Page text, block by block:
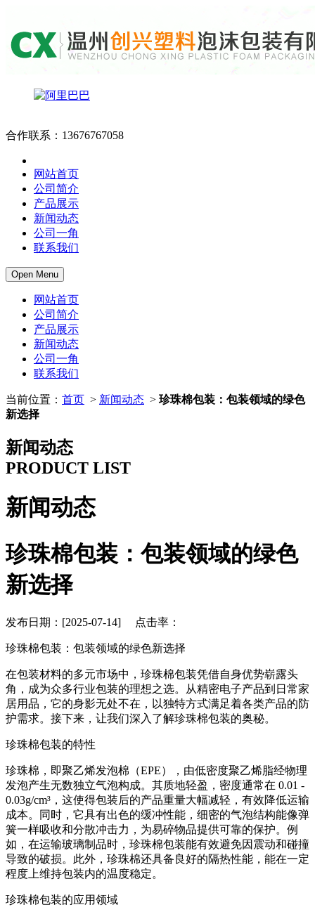
合作联系：13676767058
网站首页
公司简介
产品展示
新闻动态
公司一角
联系我们
Open Menu
网站首页
公司简介
产品展示
新闻动态
公司一角
联系我们
当前位置： 首页 > 新闻动态 > 珍珠棉包装：包装领域的绿色
新选择
新闻动态
PRODUCT LIST
新闻动态
珍珠棉包装：包装领域的绿色
新选择
发布日期：[2025-07-14] 点击率：
珍珠棉包装：包装领域的绿色新选择
在包装材料的多元市场中，珍珠棉包装凭借自身优势崭露头
角，成为众多行业包装的理想之选。从精密电子产品到日常家
居用品，它的身影无处不在，以独特方式满足着各类产品的防
护需求。接下来，让我们深入了解珍珠棉包装的奥秘。
珍珠棉包装的特性
珍珠棉，即聚乙烯发泡棉（EPE），由低密度聚乙烯脂经物理
发泡产生无数独立气泡构成。其质地轻盈，密度通常在 0.01 -
0.03g/cm³，这使得包装后的产品重量大幅减轻，有效降低运输
成本。同时，它具有出色的缓冲性能，细密的气泡结构能像弹
簧一样吸收和分散冲击力，为易碎物品提供可靠的保护。例
如，在运输玻璃制品时，珍珠棉包装能有效避免因震动和碰撞
导致的破损。此外，珍珠棉还具备良好的隔热性能，能在一定
程度上维持包装内的温度稳定。
珍珠棉包装的应用领域